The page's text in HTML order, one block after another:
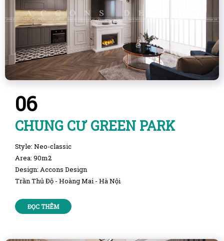
06
CHUNG CƯ GREEN PARK
Style: Neo-classic
Area: 90m2
Design: Accons Design
Trần Thủ Độ - Hoàng Mai - Hà Nội
ĐỌC THÊM